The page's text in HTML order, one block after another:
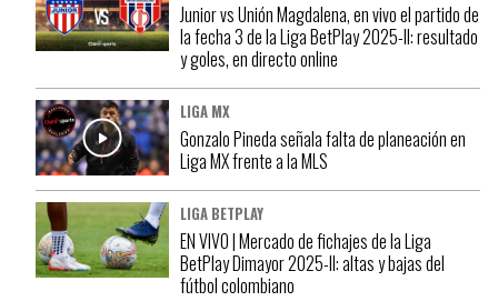
Junior vs Unión Magdalena, en vivo el partido de
la fecha 3 de la Liga BetPlay 2025-II: resultado
y goles, en directo online
LIGA MX
Gonzalo Pineda señala falta de planeación en
Liga MX frente a la MLS
LIGA BETPLAY
EN VIVO | Mercado de fichajes de la Liga
BetPlay Dimayor 2025-II: altas y bajas del
fútbol colombiano